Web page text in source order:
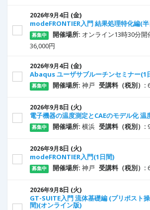
2026年9月4日 (金)
modeFRONTIER入門 結果処理特化編(
募集中 開催場所: オンライン13時30分開
36,000円
2026年9月4日 (金)
Abaqus ユーザサブルーチンセミナー(1
募集中 開催場所: 神戸 受講料（税別）:
2026年9月8日 (火)
電子機器の温度測定とCAEのモデル化 温
募集中 開催場所: 横浜 受講料（税別）:
2026年9月8日 (火)
modeFRONTIER入門(1日間)
募集中 開催場所: 神戸 受講料（税別）:
2026年9月8日 (火)
GT-SUITE入門 流体基礎編 (プリポスト
間)(オンライン版)